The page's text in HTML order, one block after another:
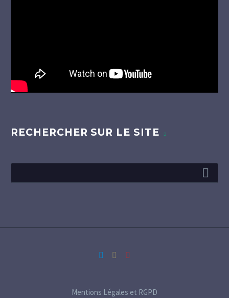
RECHERCHER SUR LE SITE
Mentions Légales et RGPD